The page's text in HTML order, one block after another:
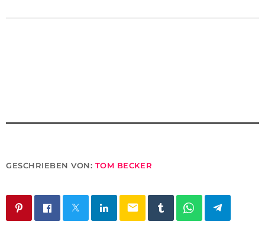
GESCHRIEBEN VON: TOM BECKER
email